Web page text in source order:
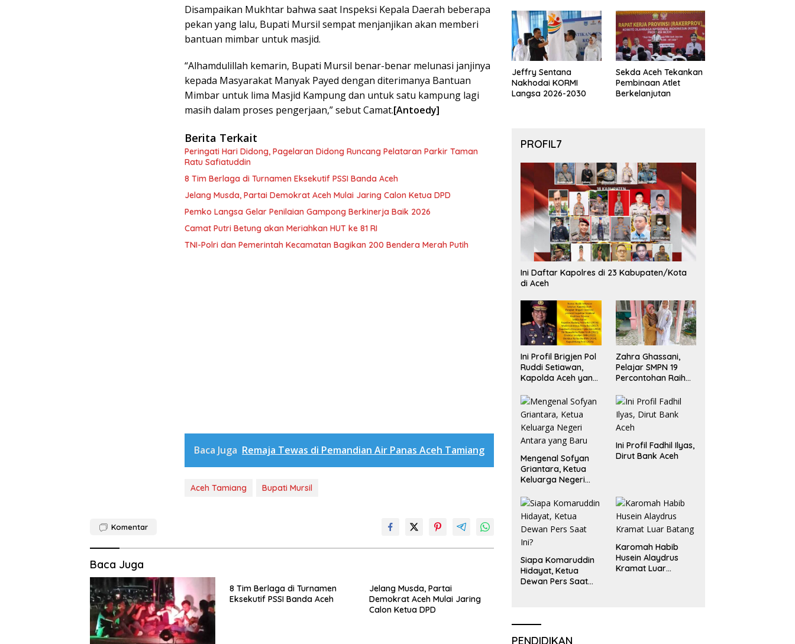
Disampaikan Mukhtar bahwa saat Inspeksi Kepala Daerah beberapa
pekan yang lalu, Bupati Mursil sempat menjanjikan akan memberi
bantuan mimbar untuk masjid.
“Alhamdulillah kemarin, Bupati Mursil benar-benar melunasi janjinya
kepada Masyarakat Manyak Payed dengan diterimanya Bantuan
Mimbar untuk lima Masjid Kampung dan untuk satu kampung lagi
masih dalam proses pengerjaan,” sebut Camat.[Antoedy]
Berita Terkait
Peringati Hari Didong, Pagelaran Didong Runcang Pelataran Parkir Taman
Ratu Safiatuddin
8 Tim Berlaga di Turnamen Eksekutif PSSI Banda Aceh
Jelang Musda, Partai Demokrat Aceh Mulai Jaring Calon Ketua DPD
Pemko Langsa Gelar Penilaian Gampong Berkinerja Baik 2026
Camat Putri Betung akan Meriahkan HUT ke 81 RI
TNI-Polri dan Pemerintah Kecamatan Bagikan 200 Bendera Merah Putih
Baca Juga Remaja Tewas di Pemandian Air Panas Aceh Tamiang
Aceh Tamiang Bupati Mursil
Komentar
Baca Juga
8 Tim Berlaga di Turnamen
Eksekutif PSSI Banda Aceh
Jelang Musda, Partai
Demokrat Aceh Mulai Jaring
Calon Ketua DPD
Perdelapan final Piala
Dunia 2026
Jeffry Sentana
Nakhodai KORMI
Langsa 2026-2030
Sekda Aceh Tekankan
Pembinaan Atlet
Berkelanjutan
PROFIL7
Ini Daftar Kapolres di 23 Kabupaten/Kota
di Aceh
Ini Profil Brigjen Pol
Ruddi Setiawan,
Kapolda Aceh yang
Zahra Ghassani,
Pelajar SMPN 19
Percontohan Raih
Liga Olimpiade
Nasional
Mengenal Sofyan
Griantara, Ketua
Keluarga Negeri
Ini Profil Fadhil Ilyas,
Dirut Bank Aceh
Siapa Komaruddin
Hidayat, Ketua
Dewan Pers Saat
Karomah Habib
Husein Alaydrus
Kramat Luar
PENDIDIKAN